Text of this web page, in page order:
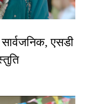
एसडी